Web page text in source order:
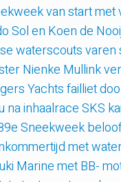
van start met
Sol en Koen de
waterscouts varen
Nienke Mullink
Yachts failliet
na inhaalrace SKS
Sneekweek
met
Marine met BB-